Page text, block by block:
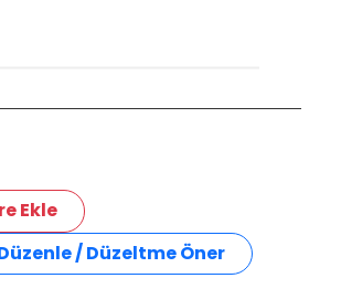
Ekle
/ Düzeltme Öner